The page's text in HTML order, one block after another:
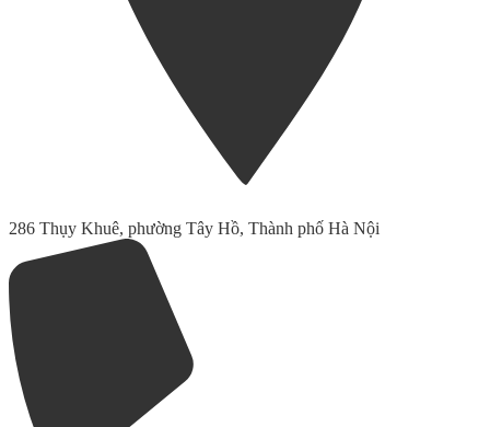
286 Thụy Khuê, phường Tây Hồ, Thành phố Hà Nội